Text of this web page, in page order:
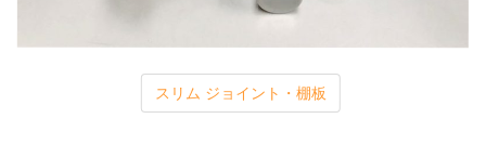
スリム ジョイント・棚板